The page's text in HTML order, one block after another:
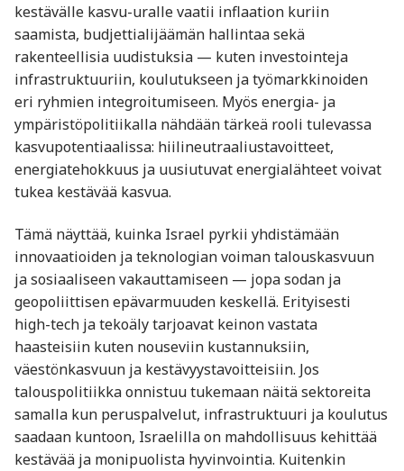
kestävälle kasvu-uralle vaatii inflaation kuriin
saamista, budjettialijäämän hallintaa sekä
rakenteellisia uudistuksia — kuten investointeja
infrastruktuuriin, koulutukseen ja työmarkkinoiden
eri ryhmien integroitumiseen. Myös energia- ja
ympäristöpolitiikalla nähdään tärkeä rooli tulevassa
kasvupotentiaalissa: hiilineutraaliustavoitteet,
energiatehokkuus ja uusiutuvat energialähteet voivat
tukea kestävää kasvua.
Tämä näyttää, kuinka Israel pyrkii yhdistämään
innovaatioiden ja teknologian voiman talouskasvuun
ja sosiaaliseen vakauttamiseen — jopa sodan ja
geopoliittisen epävarmuuden keskellä. Erityisesti
high-tech ja tekoäly tarjoavat keinon vastata
haasteisiin kuten nouseviin kustannuksiin,
väestönkasvuun ja kestävyystavoitteisiin. Jos
talouspolitiikka onnistuu tukemaan näitä sektoreita
samalla kun peruspalvelut, infrastruktuuri ja koulutus
saadaan kuntoon, Israelilla on mahdollisuus kehittää
kestävää ja monipuolista hyvinvointia. Kuitenkin